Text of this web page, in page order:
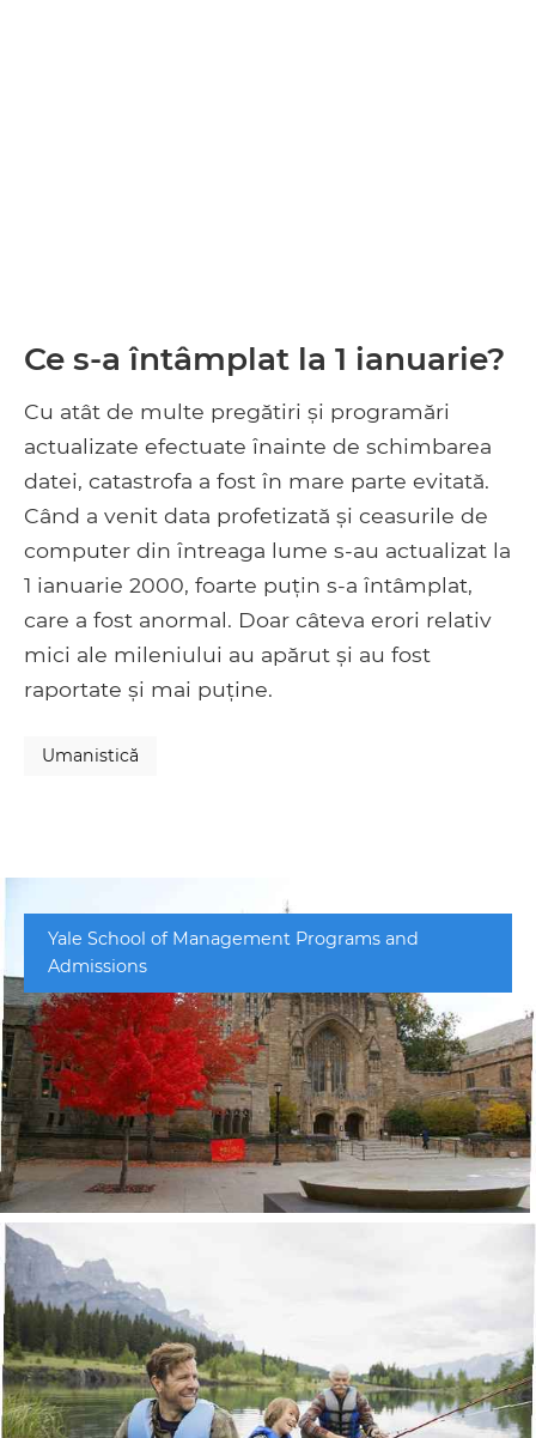
Ce s-a întâmplat la 1 ianuarie?
Cu atât de multe pregătiri și programări
actualizate efectuate înainte de schimbarea
datei, catastrofa a fost în mare parte evitată.
Când a venit data profetizată și ceasurile de
computer din întreaga lume s-au actualizat la
1 ianuarie 2000, foarte puțin s-a întâmplat,
care a fost anormal. Doar câteva erori relativ
mici ale mileniului au apărut și au fost
raportate și mai puține.
Umanistică
Yale School of Management Programs and
Admissions